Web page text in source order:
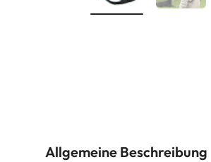
Allgemeine Beschreibung